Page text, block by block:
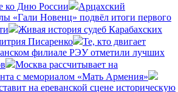
ко Дню России
Арцахский
«Гали Новенц» подвёл итоги первого
Живая история судеб Карабахских
Писаренко
Те, кто двигает
филиале РЭУ отметили лучших
Москва рассчитывает на
с мемориалом «Мать Армения»
на ереванской сцене историческую